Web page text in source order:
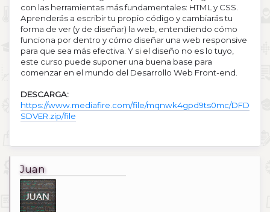
con las herramientas más fundamentales: HTML y CSS.
Aprenderás a escribir tu propio código y cambiarás tu
forma de ver (y de diseñar) la web, entendiendo cómo
funciona por dentro y cómo diseñar una web responsive
para que sea más efectiva. Y si el diseño no es lo tuyo,
este curso puede suponer una buena base para
comenzar en el mundo del Desarrollo Web Front-end.
DESCARGA:
https://www.mediafire.com/file/mqnwk4gpd9ts0mc/DFD
SDVER.zip/file
Juan